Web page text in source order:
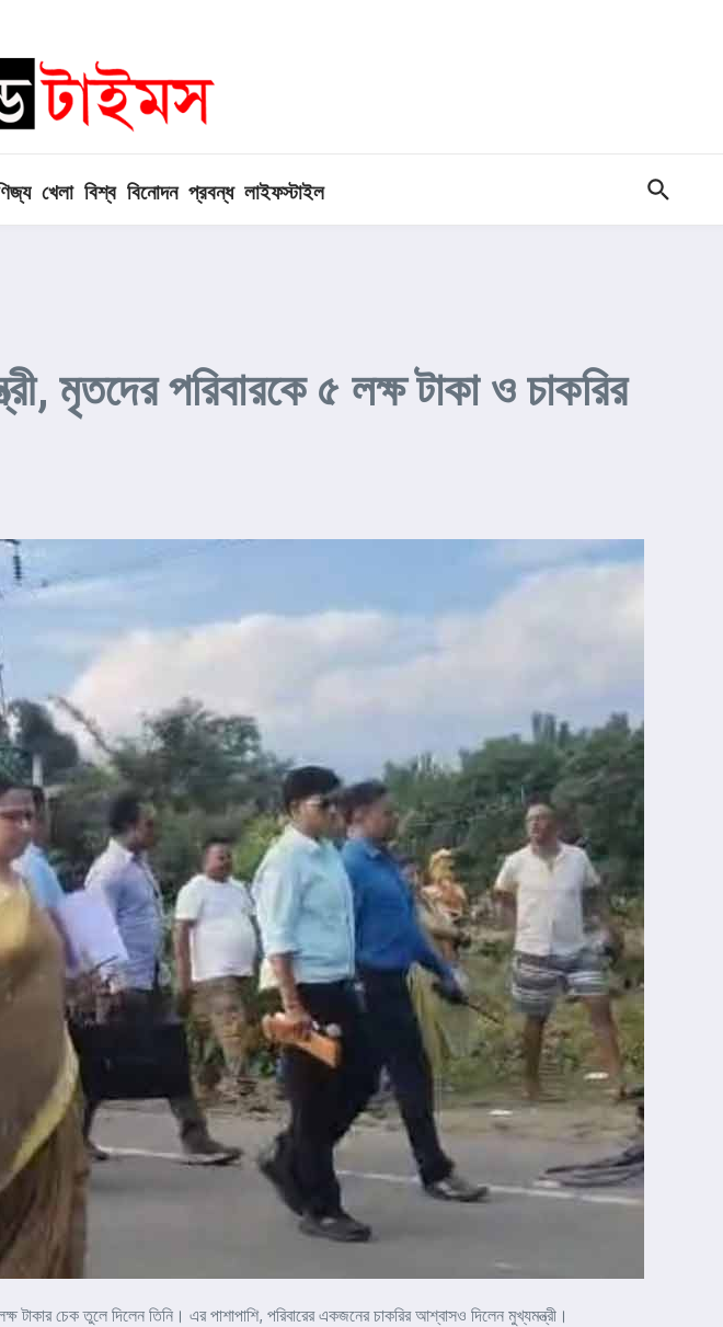
খেলা বিশ্ব বিনোদন প্রবন্ধ লাইফস্টাইল
মৃতদের পরিবারকে ৫ লক্ষ টাকা ও চাকরির
টাকার চেক তুলে দিলেন তিনি। এর পাশাপাশি, পরিবারের একজনের চাকরির আশ্বাসও দিলেন মুখ্যমন্ত্রী।